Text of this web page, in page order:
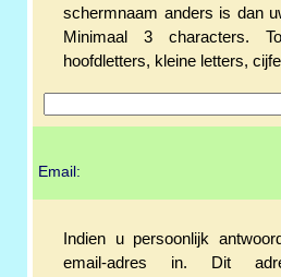
schermnaam anders is dan
Minimaal 3 characters.
hoofdletters, kleine letters,
Email:
Indien u persoonlijk
email-adres in. Dit